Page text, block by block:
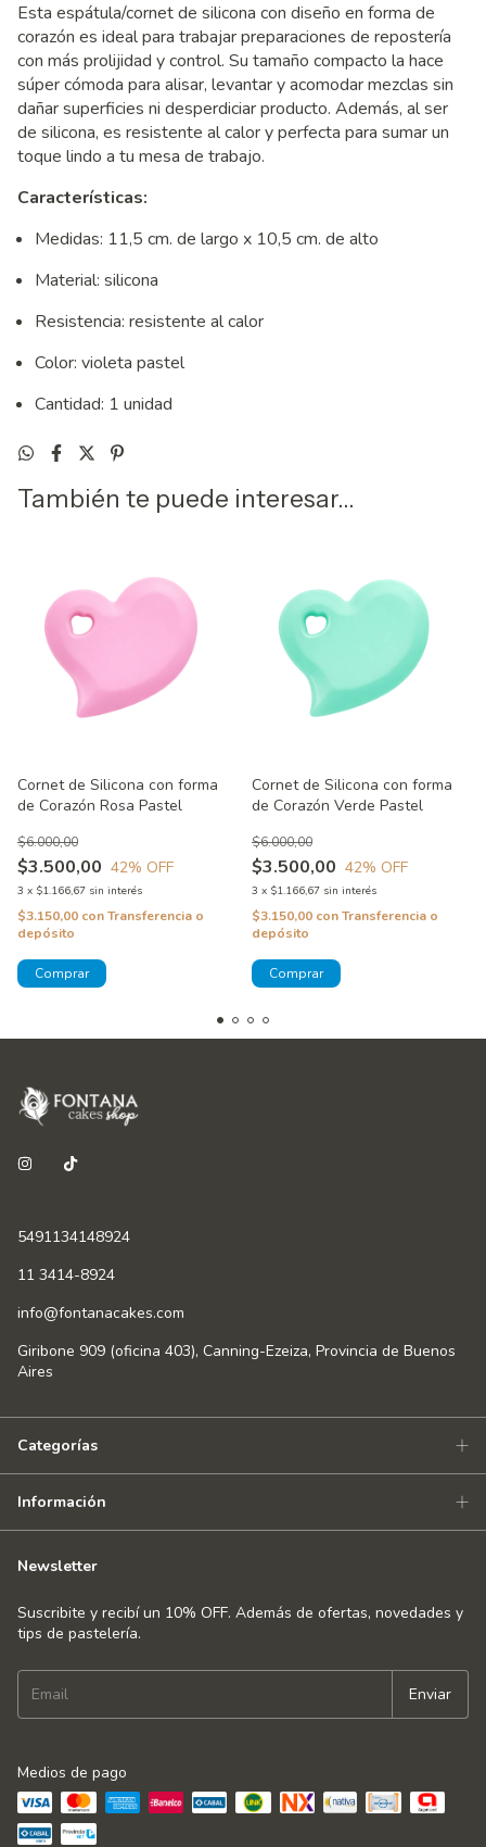
Esta espátula/cornet de silicona con diseño en forma de
corazón es ideal para trabajar preparaciones de repostería
con más prolijidad y control. Su tamaño compacto la hace
súper cómoda para alisar, levantar y acomodar mezclas sin
dañar superficies ni desperdiciar producto. Además, al ser
de silicona, es resistente al calor y perfecta para sumar un
toque lindo a tu mesa de trabajo.
Características:
Medidas: 11,5 cm. de largo x 10,5 cm. de alto
Material: silicona
Resistencia: resistente al calor
Color: violeta pastel
Cantidad: 1 unidad
También te puede interesar...
Cornet de Silicona con forma
de Corazón Rosa Pastel
$3.500,00
$6.000,00
42% OFF
3 x $1.166,67 sin interés
$3.150,00 conTransferencia o
depósito
Cornet de Silicona con forma
de Corazón Verde Pastel
$3.500,00
$6.000,00
42% OFF
3 x $1.166,67 sin interés
$3.150,00 conTransferencia o
depósito
5491134148924
11 3414-8924
info@fontanacakes.com
Giribone 909 (oficina 403), Canning-Ezeiza, Provincia de Buenos
Aires
Categorías
Información
Newsletter
Suscribite y recibí un 10% OFF. Además de ofertas, novedades y
tips de pastelería.
Medios de pago